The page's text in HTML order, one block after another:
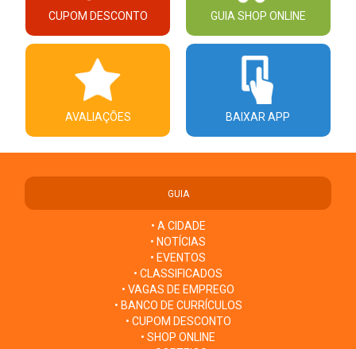
CUPOM DESCONTO GUIA SHOP ONLINE
AVALIAÇÕES BAIXAR APP
GUIA
• A CIDADE
• NOTÍCIAS
• EVENTOS
• CLASSIFICADOS
• VAGAS DE EMPREGO
• BANCO DE CURRÍCULOS
• CUPOM DESCONTO
• SHOP ONLINE